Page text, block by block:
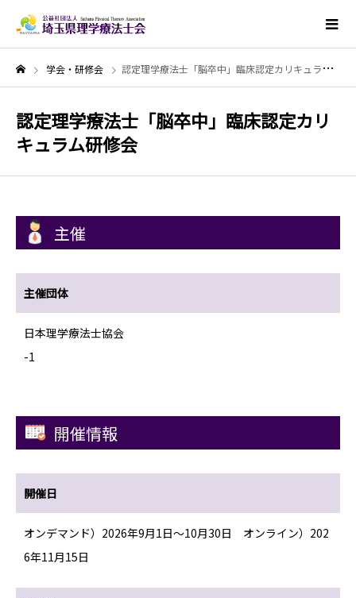
学会・研修会 認定理学療法士「脳卒中」臨床認定カリキュラム研修会
認定理学療法士「脳卒中」臨床認定カリ
キュラム研修会
主催
主催団体
日本理学療法士協会
-1
開催情報
開催日
オンデマンド）2026年9月1日～10月30日 オンライン）202
6年11月15日